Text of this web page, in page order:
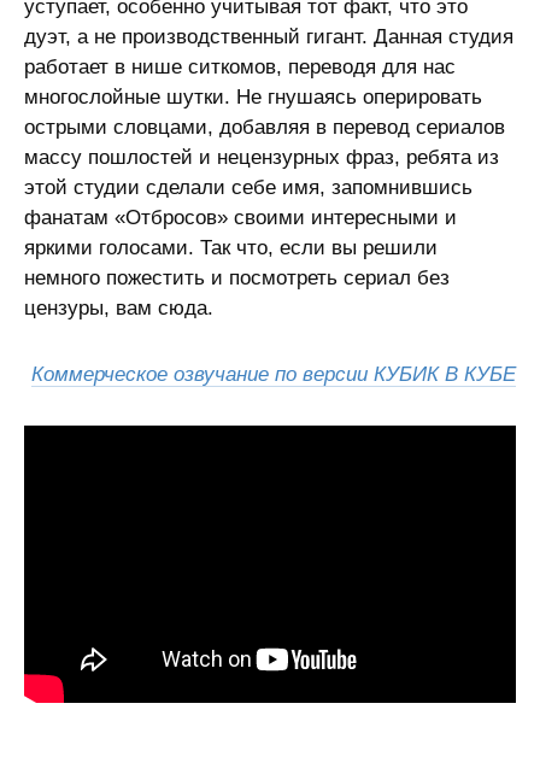
уступает, особенно учитывая тот факт, что это
дуэт, а не производственный гигант. Данная студия
работает в нише ситкомов, переводя для нас
многослойные шутки. Не гнушаясь оперировать
острыми словцами, добавляя в перевод сериалов
массу пошлостей и нецензурных фраз, ребята из
этой студии сделали себе имя, запомнившись
фанатам «Отбросов» своими интересными и
яркими голосами. Так что, если вы решили
немного пожестить и посмотреть сериал без
цензуры, вам сюда.
Коммерческое озвучание по версии КУБИК В КУБЕ